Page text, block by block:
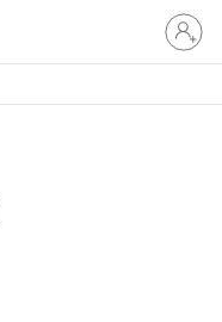
sisään
tilille